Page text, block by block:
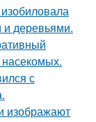
деревьями.
с
изображают